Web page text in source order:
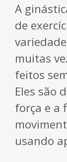
A
de
muitas
feitos
Eles são
força e a
usando